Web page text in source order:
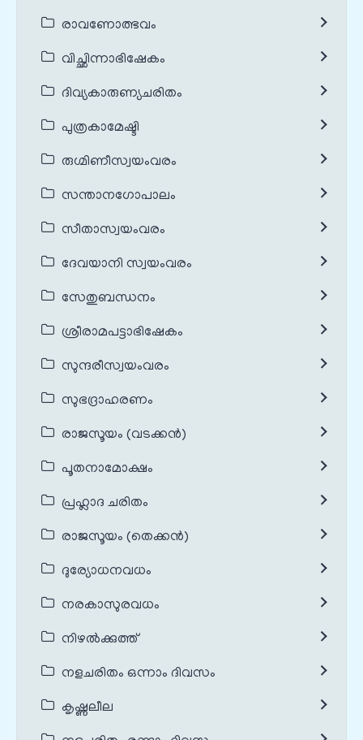
രാവണോത്ഭവം
വിച്ഛിന്നാഭിഷേകം
ദിവ്യകാരുണ്യചരിതം
പുത്രകാമേഷ്ടി
രുഗ്മിണീസ്വയംവരം
സന്താനഗോപാലം
സീതാസ്വയംവരം
ദേവയാനി സ്വയംവരം
സേതുബന്ധനം
ശ്രീരാമപട്ടാഭിഷേകം
സുന്ദരീസ്വയംവരം
സുഭദ്രാഹരണം
രാജസൂയം (വടക്കൻ)
പൂതനാമോക്ഷം
പ്രഹ്ലാദ ചരിതം
രാജസൂയം (തെക്കൻ)
ദുര്യോധനവധം
നരകാസുരവധം
നിഴൽക്കുത്ത്
നളചരിതം ഒന്നാം ദിവസം
കൃഷ്ണലീല